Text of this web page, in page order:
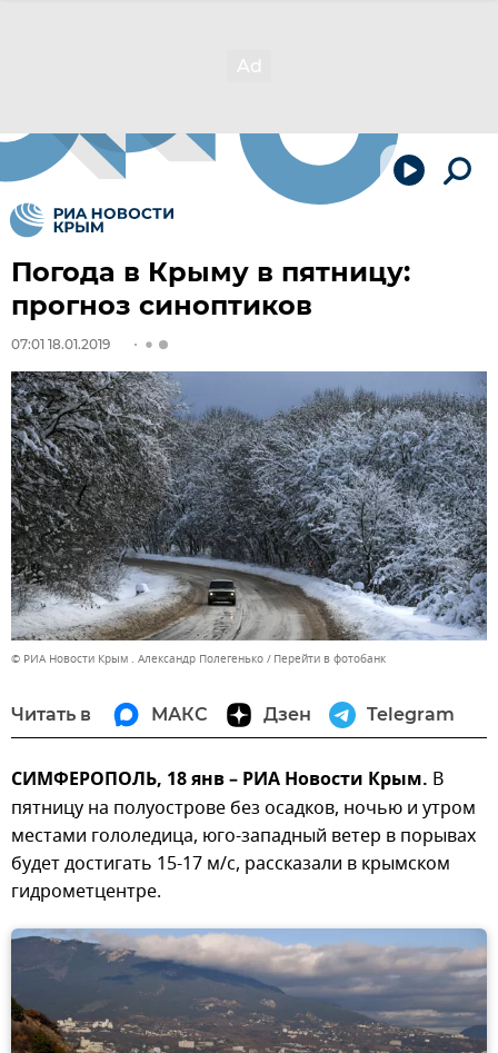
Погода в Крыму в пятницу:
прогноз синоптиков
07:01 18.01.2019
© РИА Новости Крым . Александр Полегенько Перейти в фотобанк
Читать в МАКС Дзен Telegram
СИМФЕРОПОЛЬ, 18 янв – РИА Новости Крым. В
пятницу на полуострове без осадков, ночью и утром
местами гололедица, юго-западный ветер в порывах
будет достигать 15-17 м/с, рассказали в крымском
гидрометцентре.